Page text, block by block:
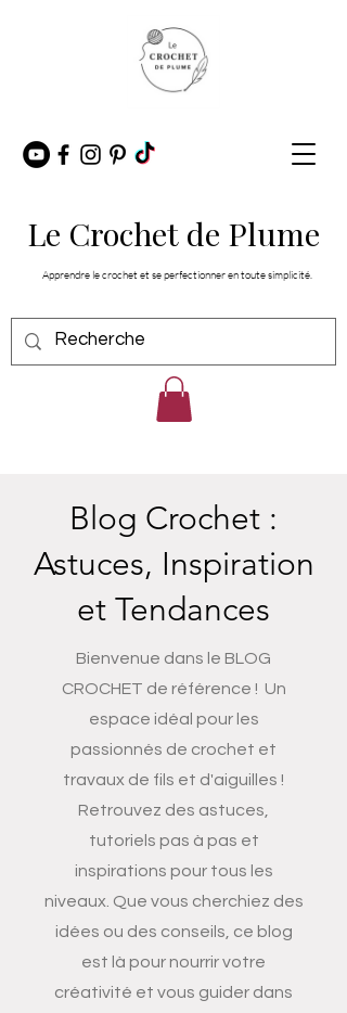
Le Crochet de Plume
Apprendre le crochet et se perfectionner en toute simplicité.
Blog Crochet :
Astuces, Inspiration
et Tendances
Bienvenue dans le BLOG
CROCHET de référence ! Un
espace idéal pour les
passionnés de crochet et
travaux de fils et d'aiguilles !
Retrouvez des astuces,
tutoriels pas à pas et
inspirations pour tous les
niveaux. Que vous cherchiez des
idées ou des conseils, ce blog
est là pour nourrir votre
créativité et vous guider dans